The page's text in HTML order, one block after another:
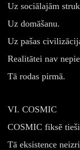
Uz sociālajām
Uz domāšanu.
Uz pašas
Realitātei nav
Tā rodas pirmā.
VI. COSMIC
COSMIC fiksē
Tā eksistence